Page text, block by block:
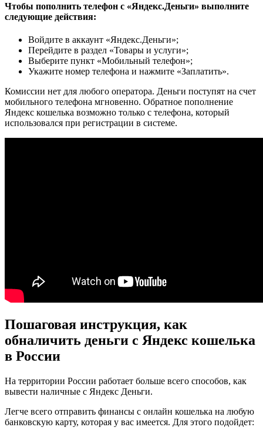
Чтобы пополнить телефон с «Яндекс.Деньги» выполните
следующие действия:
Войдите в аккаунт «Яндекс.Деньги»;
Перейдите в раздел «Товары и услуги»;
Выберите пункт «Мобильный телефон»;
Укажите номер телефона и нажмите «Заплатить».
Комиссии нет для любого оператора. Деньги поступят на счет
мобильного телефона мгновенно. Обратное пополнение
Яндекс кошелька возможно только с телефона, который
использовался при регистрации в системе.
Пошаговая инструкция, как
обналичить деньги с Яндекс кошелька
в России
На территории России работает больше всего способов, как
вывести наличные с Яндекс Деньги.
Легче всего отправить финансы с онлайн кошелька на любую
банковскую карту, которая у вас имеется. Для этого подойдет: